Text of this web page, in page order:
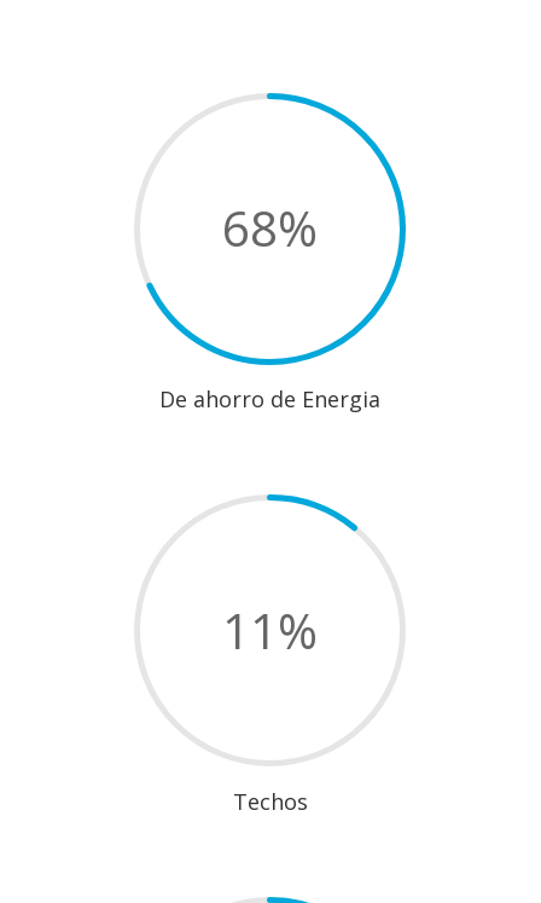
68%
De ahorro de Energia
11%
Techos